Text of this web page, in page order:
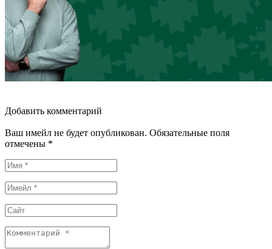
Добавить комментарий
Ваш имейл не будет опубликован. Обязательные поля
отмечены *